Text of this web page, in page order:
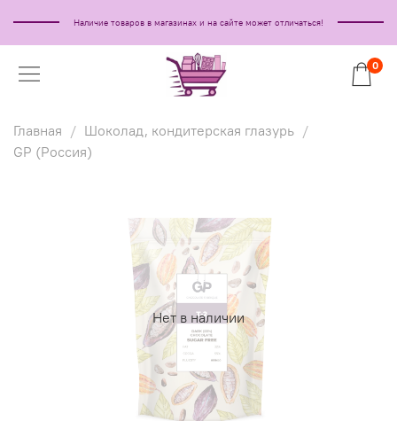
Наличие товаров в магазинах и на сайте может отличаться!
0
Главная
Шоколад, кондитерская глазурь
GP (Россия)
Нет в наличии